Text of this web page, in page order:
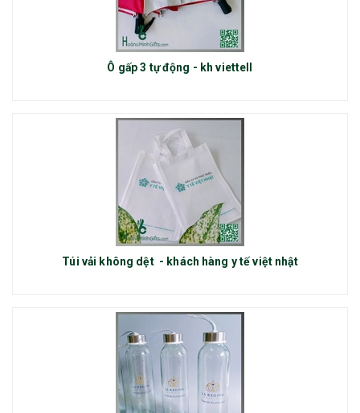
Ô gấp 3 tự động - kh viettell
Túi vải không dệt - khách hàng y tế việt nhật